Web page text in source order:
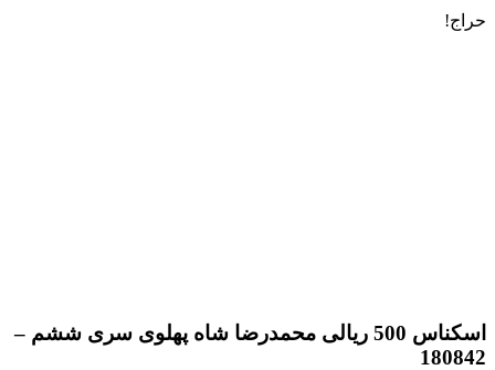
حراج!
اسکناس 500 ریالی محمدرضا شاه پهلوی سری ششم –
180842